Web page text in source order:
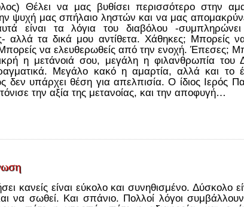
Θέλει να μας βυθίσει περισσότερο στην
ψυχή μας σπήλαιο ληστών και να μας
είναι τα λόγια του διαβόλου -
αλλά τα δικά μου αντίθετα. Χάθηκες; Μπορείς
να ελευθερωθείς από την ενοχή. Έπεσες;
η μετάνοιά σου, μεγάλη η φιλανθρωπία του
Μεγάλο κακό η αμαρτία, αλλά και το
δεν υπάρχει θέση για απελπισία. Ο ίδιος Ιερός
την αξία της μετανοίας, και την αποφυγή…
κανείς είναι εύκολο και συνηθισμένο. Δύσκολο
να σωθεί. Και σπάνιο. Πολλοί λόγοι